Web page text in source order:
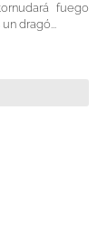
fuego
dragó...